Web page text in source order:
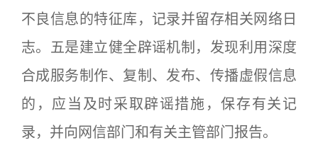
不良信息的特征库，记录并留存相关网络日
志。五是建立健全辟谣机制，发现利用深度
合成服务制作、复制、发布、传播虚假信息
的，应当及时采取辟谣措施，保存有关记
录，并向网信部门和有关主管部门报告。